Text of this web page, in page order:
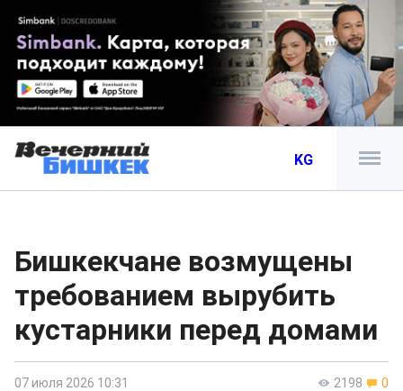
KG
Бишкекчане возмущены
требованием вырубить
кустарники перед домами
2198 0
07 июля 2026 10:31